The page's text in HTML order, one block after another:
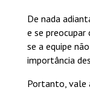
De nada
e se preocupar
se a equipe
importância
Portanto, vale